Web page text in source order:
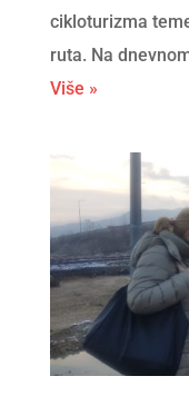
cikloturizma
ruta. Na
Više »